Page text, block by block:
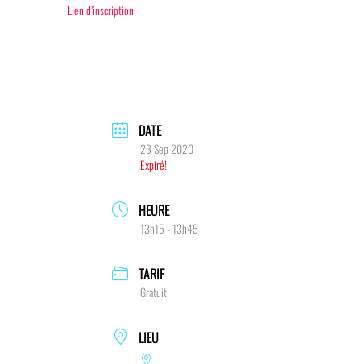
Lien d’inscription
DATE
23 Sep 2020
Expiré!
HEURE
13h15 - 13h45
TARIF
Gratuit
LIEU